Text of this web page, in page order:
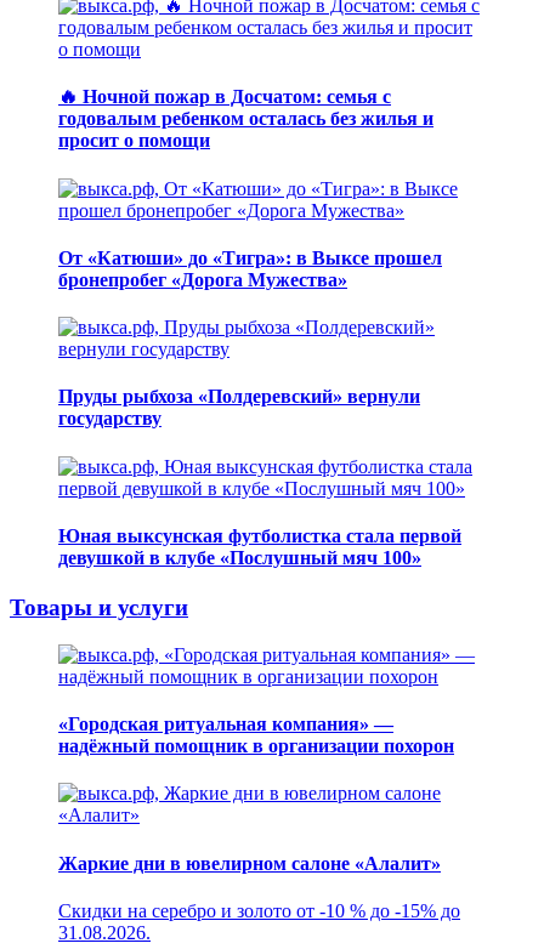
🔥 Ночной пожар в Досчатом: семья с
годовалым ребенком осталась без жилья и
просит о помощи
От «Катюши» до «Тигра»: в Выксе прошел
бронепробег «Дорога Мужества»
Пруды рыбхоза «Полдеревский» вернули
государству
Юная выксунская футболистка стала первой
девушкой в клубе «Послушный мяч 100»
Товары и услуги
«Городская ритуальная компания» —
надёжный помощник в организации похорон
Жаркие дни в ювелирном салоне «Алалит»
Скидки на серебро и золото от -10 % до -15% до
31.08.2026.